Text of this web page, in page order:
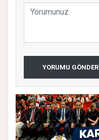
YORUMU GÖNDER